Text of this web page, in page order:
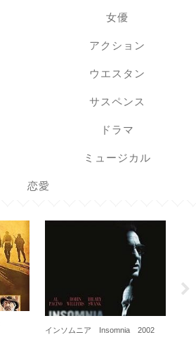
女優
アクション
ウエスタン
サスペンス
ドラマ
ミュージカル
恋愛
インソムニア Insomnia 2002